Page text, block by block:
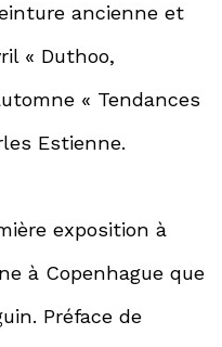
ancienne et
« Duthoo,
« Tendances
Estienne.
exposition à
à Copenhague que
Préface de